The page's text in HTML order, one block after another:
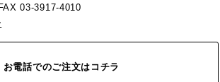
03-3917-4010
お電話でのご注文はコチラ